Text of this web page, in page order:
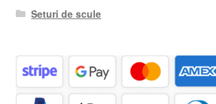
Seturi de scule